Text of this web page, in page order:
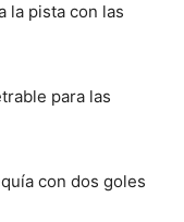
la pista con las
para las
con dos goles